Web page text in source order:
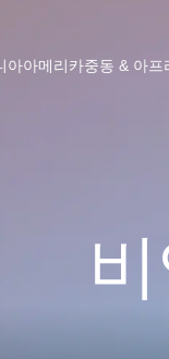
아아메리카중동 & 아프